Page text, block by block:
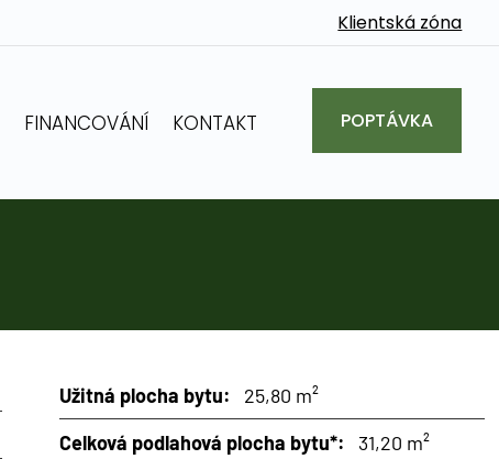
Klientská zóna
FINANCOVÁNÍ KONTAKT POPTÁVKA
Užitná plocha bytu: 25,80 m²
Celková podlahová plocha bytu*: 31,20 m²